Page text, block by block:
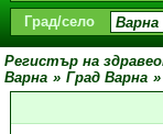
Град/село
Регистър на
Варна » Град Варна »